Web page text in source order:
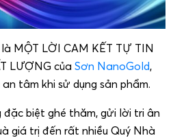
MỘT LỜI CAM KẾT TỰ TIN
LƯỢNG của Sơn NanoGold,
tâm khi sử dụng sản phẩm.
đặc biệt ghé thăm, gửi lời tri ân
giá trị đến rất nhiều Quý Nhà